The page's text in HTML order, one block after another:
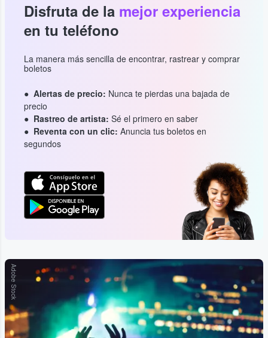
Disfruta de la mejor experiencia
en tu teléfono
La manera más sencilla de encontrar, rastrear y comprar
boletos
Alertas de precio: Nunca te pierdas una bajada de
precio
Rastreo de artista: Sé el primero en saber
Reventa con un clic: Anuncia tus boletos en
segundos
Adobe Stock